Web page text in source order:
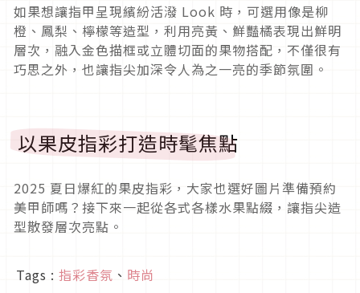
如果想讓指甲呈現繽紛活潑 Look 時，可選用像是柳
橙、鳳梨、檸檬等造型，利用亮黃、鮮豔橘表現出鮮明
層次，融入金色描框或立體切面的果物搭配，不僅很有
巧思之外，也讓指尖加深令人為之一亮的季節氛圍。
以果皮指彩打造時髦焦點
2025 夏日爆紅的果皮指彩，大家也選好圖片準備預約
美甲師嗎？接下來一起從各式各樣水果點綴，讓指尖造
型散發層次亮點。
Tags : 指彩香氛 、 時尚